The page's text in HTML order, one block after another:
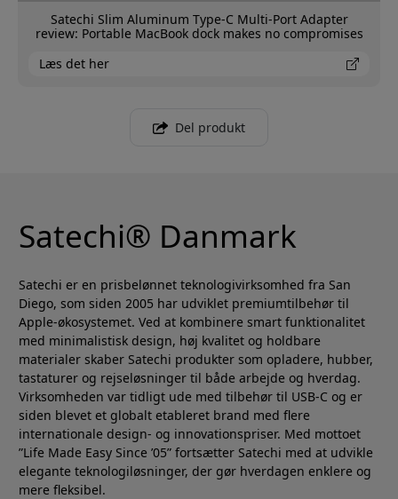
Satechi Slim Aluminum Type-C Multi-Port Adapter
review: Portable MacBook dock makes no compromises
Læs det her
Del produkt
Satechi® Danmark
Satechi er en prisbelønnet teknologivirksomhed fra San
Diego, som siden 2005 har udviklet premiumtilbehør til
Apple-økosystemet. Ved at kombinere smart funktionalitet
med minimalistisk design, høj kvalitet og holdbare
materialer skaber Satechi produkter som opladere, hubber,
tastaturer og rejseløsninger til både arbejde og hverdag.
Virksomheden var tidligt ude med tilbehør til USB-C og er
siden blevet et globalt etableret brand med flere
internationale design- og innovationspriser. Med mottoet
”Life Made Easy Since ’05” fortsætter Satechi med at udvikle
elegante teknologiløsninger, der gør hverdagen enklere og
mere fleksibel.